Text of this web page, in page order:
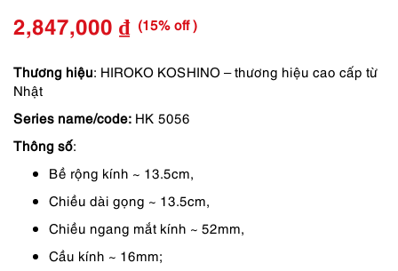
Giá
gốc
2,847,000 ₫
Giá
hiện
(15% off )
Thương hiệu: HIROKO KOSHINO – thương hiệu cao cấp từ
Nhật
Series name/code: HK 5056
Thông số:
Bề rộng kính ~ 13.5cm,
Chiều dài gọng ~ 13.5cm,
Chiều ngang mắt kính ~ 52mm,
Cầu kính ~ 16mm;